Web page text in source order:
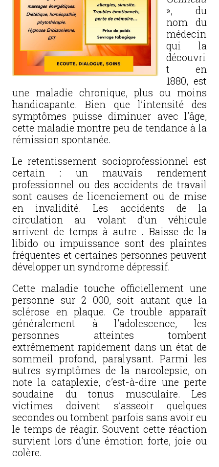
», du
nom du
médecin
qui la
découvri
t en
1880, est
une maladie chronique, plus ou moins
handicapante. Bien que l’intensité des
symptômes puisse diminuer avec l’âge,
cette maladie montre peu de tendance à la
rémission spontanée.
Le retentissement socioprofessionnel est
certain : un mauvais rendement
professionnel ou des accidents de travail
sont causes de licenciement ou de mise
en invalidité. Les accidents de la
circulation au volant d’un véhicule
arrivent de temps à autre . Baisse de la
libido ou impuissance sont des plaintes
fréquentes et certaines personnes peuvent
développer un syndrome dépressif.
Cette maladie touche officiellement une
personne sur 2 000, soit autant que la
sclérose en plaque. Ce trouble apparaît
généralement à l’adolescence, les
personnes atteintes tombent
extrêmement rapidement dans un état de
sommeil profond, paralysant. Parmi les
autres symptômes de la narcolepsie, on
note la cataplexie, c’est-à-dire une perte
soudaine du tonus musculaire. Les
victimes doivent s’asseoir quelques
secondes ou tombent parfois sans avoir eu
le temps de réagir. Souvent cette réaction
survient lors d’une émotion forte, joie ou
colère.